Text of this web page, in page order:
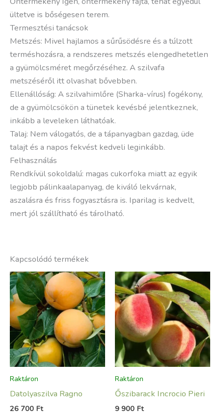
ültetve is bőségesen terem.
Termesztési tanácsok
Metszés: Mivel hajlamos a sűrűsödésre és a túlzott
terméshozásra, a rendszeres metszés elengedhetetlen
a gyümölcsméret megőrzéséhez. A szilvafa
metszéséről itt olvashat bővebben.
Ellenállóság: A szilvahimlőre (Sharka-vírus) fogékony,
de a gyümölcsökön a tünetek kevésbé jelentkeznek,
inkább a leveleken láthatóak.
Talaj: Nem válogatós, de a tápanyagban gazdag, üde
talajt és a napos fekvést kedveli leginkább.
Felhasználás
Rendkívül sokoldalú: magas cukorfoka miatt az egyik
legjobb pálinkaalapanyag, de kiváló lekvárnak,
aszalásra és friss fogyasztásra is. Iparilag is kedvelt,
mert jól szállítható és tárolható.
Kapcsolódó termékek
Raktáron
Datolyaszilva Ragno
26 700 Ft
Raktáron
Őszibarack Incrocio Pieri
9 900 Ft